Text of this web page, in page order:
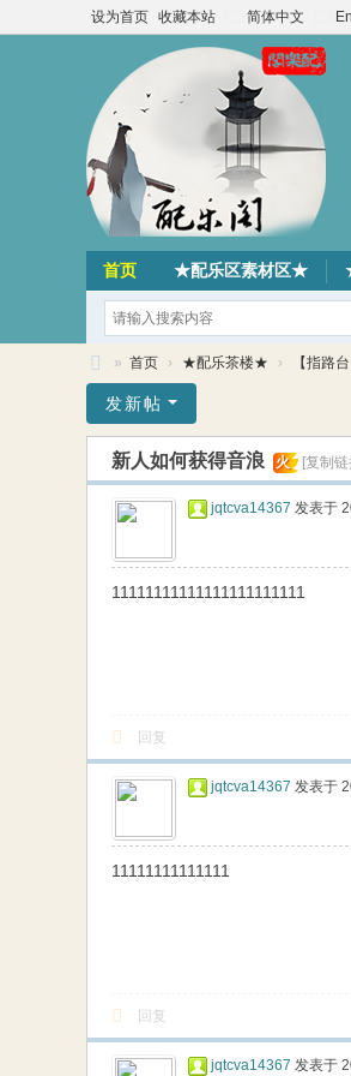
设为首页 收藏本站 简体中文
首页 ★配乐区素材区★
乐
» 首页 › ★配乐茶楼★ › 【指路台
发新帖
新人如何获得音浪 火 [复制链
jqtcva14367 发表于
11111111111111111111111
回复
jqtcva14367 发表于
11111111111111
回复
jqtcva14367 发表于